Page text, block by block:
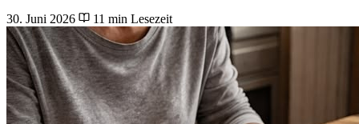
30. Juni 2026
11 min Lesezeit